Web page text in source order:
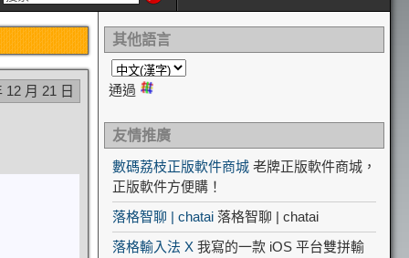
12 月 21 日
其他語言
通過
友情推廣
數碼荔枝正版軟件商城 老牌正版軟件商城，
正版軟件方便購！
落格智聊 | chatai 落格智聊 | chatai
落格輸入法 X 我寫的一款 iOS 平台雙拼輸